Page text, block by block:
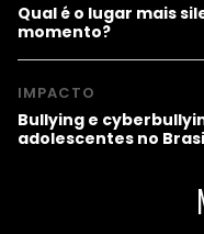
Qual é o lugar mais
momento?
IMPACTO
Bullying e
adolescentes no